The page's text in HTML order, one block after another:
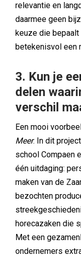
relevantie en
daarmee geen
keuze die
betekenisvol een
3. Kun je
delen
verschil
Een mooi
Meer. In dit
school Compaen
één uitdaging:
maken van de
bezochten
horecazaken die
Met een
ondernemers